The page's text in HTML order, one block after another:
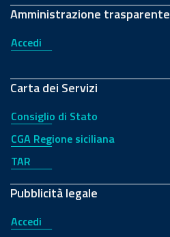
Amministrazione trasparente
Accedi
Carta dei Servizi
Consiglio di Stato
CGA Regione siciliana
TAR
Pubblicità legale
Accedi